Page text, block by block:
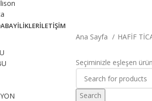
BAYİLİKLERİLETİŞİM
Ana Sayfa HAFİF
Seçiminizle eşleşen
Search